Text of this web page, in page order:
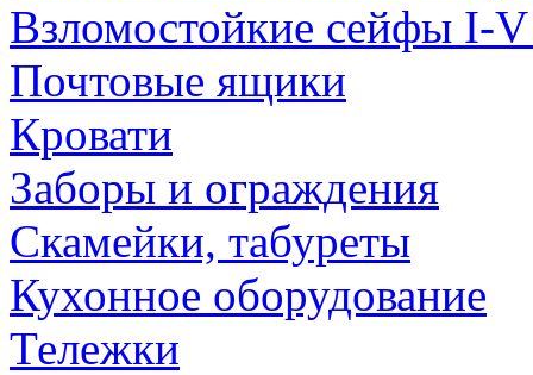
Взломостойкие сейфы I-V
Почтовые ящики
Кровати
Заборы и ограждения
Скамейки, табуреты
Кухонное оборудование
Тележки